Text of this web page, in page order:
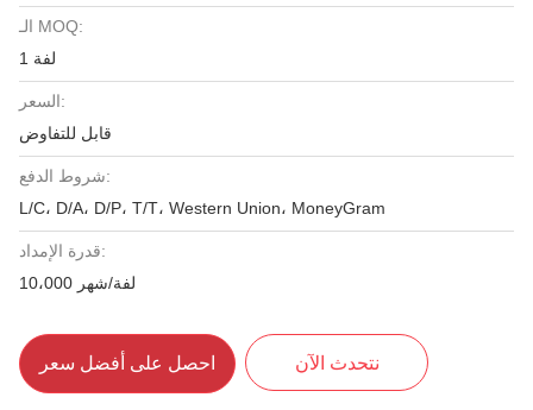
الـ MOQ:
1 لفة
السعر:
قابل للتفاوض
شروط الدفع:
L/C، D/A، D/P، T/T، Western Union، MoneyGram
قدرة الإمداد:
10،000 لفة/شهر
احصل على أفضل سعر نتحدث الآن